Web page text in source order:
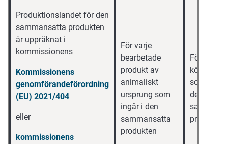
Produktionslandet för den
sammansatta produkten
är uppräknat i
kommissionens
Kommissionens
genomförandeförordning
(EU) 2021/404
eller
kommissionens
För varje
bearbetade
produkt av
animaliskt
ursprung som
ingår i den
sammansatta
produkten
För
som ingår
den
produkten